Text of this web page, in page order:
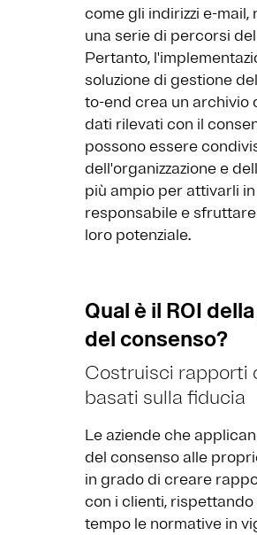
come gli indirizzi e-
una serie di percorsi
Pertanto,
soluzione di gestione
to-end crea un archivio
dati rilevati con il
possono essere
dell'organizzazione e
più ampio per attivarli
responsabile e
loro potenziale.
Qual è il ROI
del consenso?
Costruisci rapporti
basati sulla fiducia
Le aziende che
del consenso alle
in grado di creare
con i clienti,
tempo le normative in